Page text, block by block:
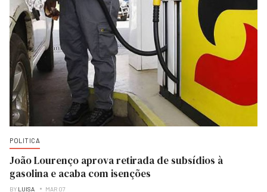
POLITICA
João Lourenço aprova retirada de subsídios à
gasolina e acaba com isenções
BY LUISA MAR 07